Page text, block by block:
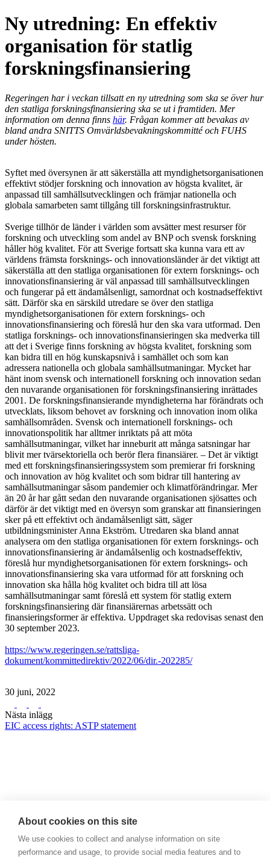
Ny utredning: En effektiv
organisation för statlig
forskningsfinansiering
Regeringen har i veckan tillsatt en ny utredning som ska se över hur
den statliga forskningsfinansiering ska se ut i framtiden. Mer
information om denna finns här. Frågan kommer att bevakas av
bland andra SNITTS Omvärldsbevakningskommitté och FUHS
under hösten.
Syftet med översynen är att säkerställa att myndighetsorganisationen
effektivt stödjer forskning och innovation av högsta kvalitet, är
anpassad till samhällsutvecklingen och främjar nationella och
globala samarbeten samt tillgång till forskningsinfrastruktur.
Sverige tillhör de länder i världen som avsätter mest resurser för
forskning och utveckling som andel av BNP och svensk forskning
håller hög kvalitet. För att Sverige fortsatt ska kunna vara ett av
världens främsta forsknings- och innovationsländer är det viktigt att
säkerställa att den statliga organisationen för extern forsknings- och
innovationsfinansiering är väl anpassad till samhällsutvecklingen
och fungerar på ett ändamålsenligt, samordnat och kostnadseffektivt
sätt. Därför ska en särskild utredare se över den statliga
myndighetsorganisationen för extern forsknings- och
innovationsfinansiering och föreslå hur den ska vara utformad. Den
statliga forsknings- och innovationsfinansieringen ska medverka till
att det i Sverige finns forskning av högsta kvalitet, forskning som
kan bidra till en hög kunskapsnivå i samhället och som kan
adressera nationella och globala samhällsutmaningar. Mycket har
hänt inom svensk och internationell forskning och innovation sedan
den nuvarande organisationen för forskningsfinansiering inrättades
2001. De forskningsfinansierande myndigheterna har förändrats och
utvecklats, liksom behovet av forskning och innovation inom olika
samhällsområden. Svensk och internationell forsknings- och
innovationspolitik har alltmer inriktats på att möta
samhällsutmaningar, vilket har inneburit att många satsningar har
blivit mer tvärsektoriella och berör flera finansiärer. – Det är viktigt
med ett forskningsfinansieringssystem som premierar fri forskning
och innovation av hög kvalitet och som bidrar till hantering av
samhällsutmaningar såsom pandemier och klimatförändringar. Mer
än 20 år har gått sedan den nuvarande organisationen sjösattes och
därför är det viktigt med en översyn som granskar att finansieringen
sker på ett effektivt och ändamålsenligt sätt, säger
utbildningsminister Anna Ekström. Utredaren ska bland annat
analysera om den statliga organisationen för extern forsknings- och
innovationsfinansiering är ändamålsenlig och kostnadseffektiv,
föreslå hur myndighetsorganisationen för extern forsknings- och
innovationsfinansiering ska vara utformad för att forskning och
innovation ska hålla hög kvalitet och bidra till att lösa
samhällsutmaningar samt föreslå ett system för statlig extern
forskningsfinansiering där finansiärernas arbetssätt och
finansieringsformer är effektiva. Uppdraget ska redovisas senast den
30 september 2023.
https://www.regeringen.se/rattsliga-
dokument/kommittedirektiv/2022/06/dir.-202285/
30 juni, 2022
Nästa inlägg
EIC access rights: ASTP statement
P: +46 703-59 70 61
About cookies on this site
We use cookies to collect and analyse information on site
performance and usage, to provide social media features and to